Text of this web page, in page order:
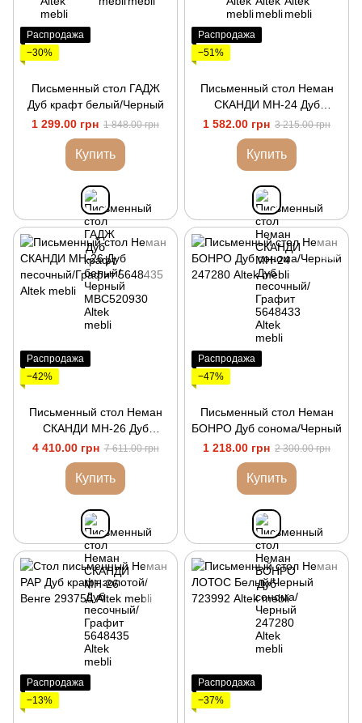
Распродажа
−30%
Письменный стол ГАДЖ
Дуб крафт белый/Черный
1 299.00 грн 1 848.00 грн
Купить
Распродажа
−51%
Письменный стол Неман
СКАНДИ МН-24 Дуб
песочный/Графит
1 582.00 грн 3 215.00 грн
Купить
Распродажа
−42%
Письменный стол Неман
СКАНДИ МН-26 Дуб
песочный/Графит
4 410.00 грн 7 611.00 грн
Купить
Распродажа
−47%
Письменный стол Неман
БОНРО Дуб сонома/Черный
1 218.00 грн 2 300.00 грн
Купить
Распродажа
−13%
Распродажа
−37%